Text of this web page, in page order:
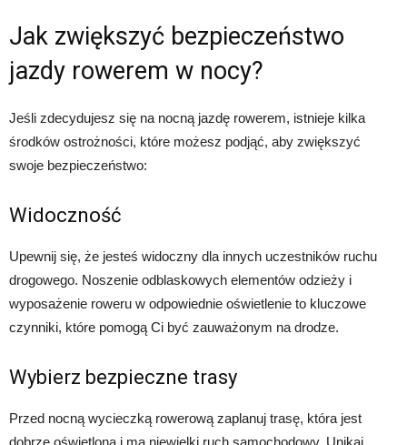
Jak zwiększyć bezpieczeństwo
jazdy rowerem w nocy?
Jeśli zdecydujesz się na nocną jazdę rowerem, istnieje kilka
środków ostrożności, które możesz podjąć, aby zwiększyć
swoje bezpieczeństwo:
Widoczność
Upewnij się, że jesteś widoczny dla innych uczestników ruchu
drogowego. Noszenie odblaskowych elementów odzieży i
wyposażenie roweru w odpowiednie oświetlenie to kluczowe
czynniki, które pomogą Ci być zauważonym na drodze.
Wybierz bezpieczne trasy
Przed nocną wycieczką rowerową zaplanuj trasę, która jest